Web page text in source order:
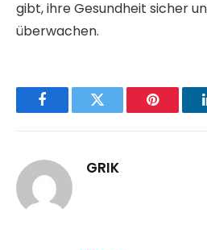
gibt, ihre Gesundheit sicher
überwachen.
FacebookTwitter Pinterest
GRIK